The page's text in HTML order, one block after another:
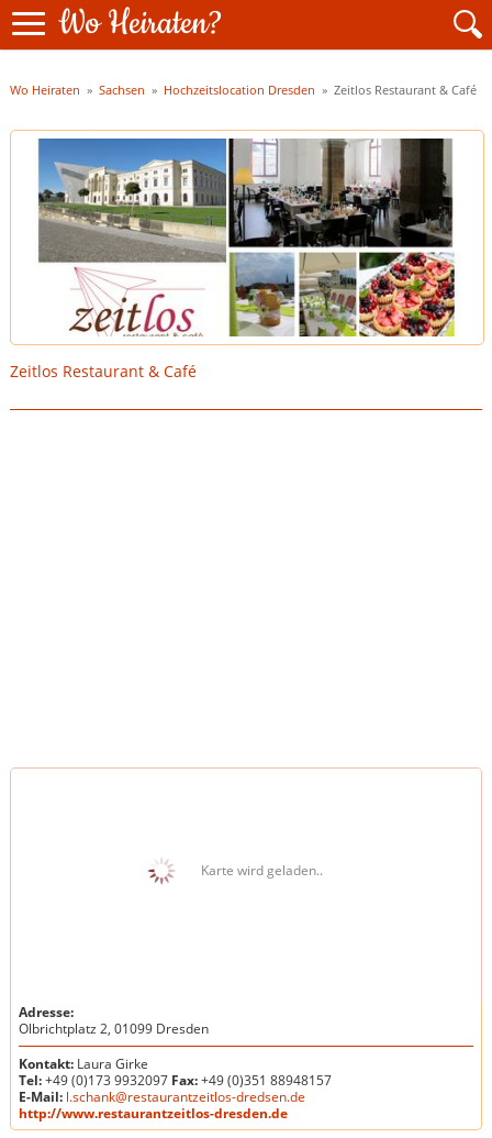
Wo Heiraten?
Wo Heiraten » Sachsen » Hochzeitslocation Dresden » Zeitlos Restaurant & Café
Zeitlos Restaurant & Café
Karte wird geladen..
Adresse:
Olbrichtplatz 2, 01099 Dresden
Kontakt:Laura Girke
Tel:+49 (0)173 9932097 Fax:+49 (0)351 88948157
E-Mail: l.schank@restaurantzeitlos-dredsen.de
http://www.restaurantzeitlos-dresden.de